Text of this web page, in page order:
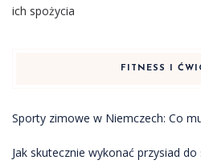
ich spożycia
FITNESS I
Sporty zimowe w Niemczech: Co
Jak skutecznie wykonać przysiad